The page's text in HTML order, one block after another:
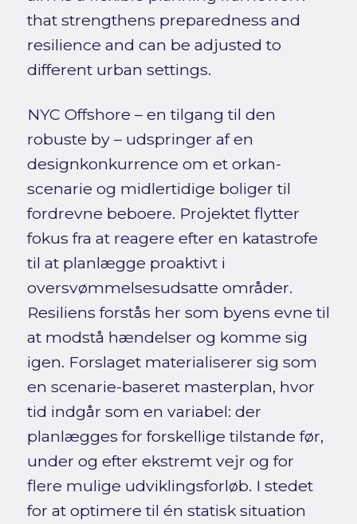
that strengthens preparedness and
resilience and can be adjusted to
different urban settings.
NYC Offshore – en tilgang til den
robuste by – udspringer af en
designkonkurrence om et orkan-
scenarie og midlertidige boliger til
fordrevne beboere. Projektet flytter
fokus fra at reagere efter en katastrofe
til at planlægge proaktivt i
oversvømmelsesudsatte områder.
Resiliens forstås her som byens evne til
at modstå hændelser og komme sig
igen. Forslaget materialiserer sig som
en scenarie-baseret masterplan, hvor
tid indgår som en variabel: der
planlægges for forskellige tilstande før,
under og efter ekstremt vejr og for
flere mulige udviklingsforløb. I stedet
for at optimere til én statisk situation